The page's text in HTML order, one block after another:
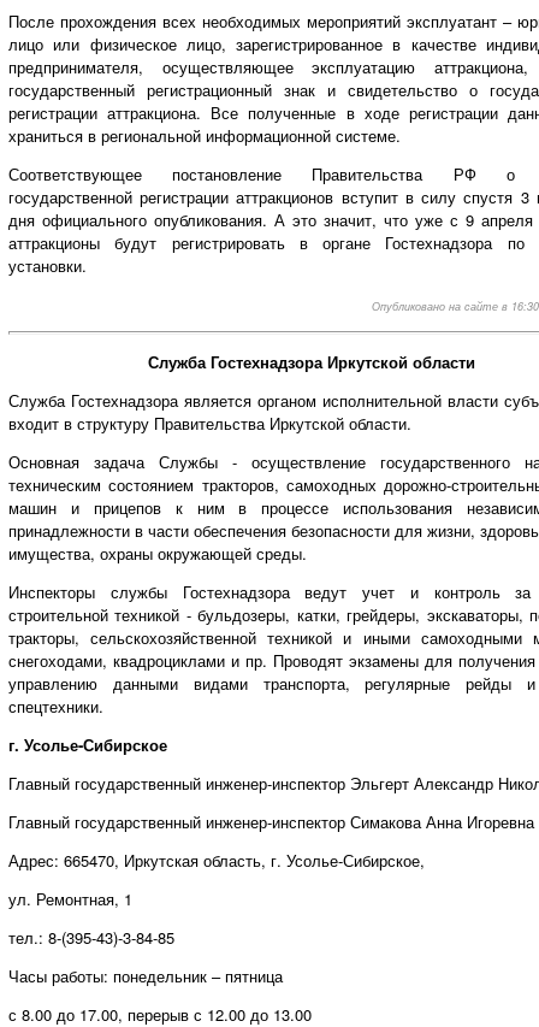
После прохождения всех необходимых мероприятий эксплуатант –
лицо или физическое лицо, зарегистрированное в качестве
предпринимателя, осуществляющее эксплуатацию аттракциона,
государственный регистрационный знак и свидетельство о
регистрации аттракциона. Все полученные в ходе регистрации
храниться в региональной информационной системе.
Соответствующее постановление Правительства РФ о
государственной регистрации аттракционов вступит в силу спустя
дня официального опубликования. А это значит, что уже с 9 апреля
аттракционы будут регистрировать в органе Гостехнадзора
установки.
Опубликовано на сайте в
Служба Гостехнадзора Иркутской области
Служба Гостехнадзора является органом исполнительной власти
входит в структуру Правительства Иркутской области.
Основная задача Службы - осуществление государственного
техническим состоянием тракторов, самоходных дорожно-
машин и прицепов к ним в процессе использования
принадлежности в части обеспечения безопасности для жизни,
имущества, охраны окружающей среды.
Инспекторы службы Гостехнадзора ведут учет и контроль за
строительной техникой - бульдозеры, катки, грейдеры, экскаваторы,
тракторы, сельскохозяйственной техникой и иными самоходными
снегоходами, квадроциклами и пр. Проводят экзамены для
управлению данными видами транспорта, регулярные рейды
спецтехники.
г. Усолье-Сибирское
Главный государственный инженер-инспектор Эльгерт Александр
Главный государственный инженер-инспектор Симакова Анна Игоревна
Адрес: 665470, Иркутская область, г. Усолье-Сибирское,
ул. Ремонтная, 1
тел.: 8-(395-43)-3-84-85
Часы работы: понедельник – пятница
с 8.00 до 17.00, перерыв с 12.00 до 13.00